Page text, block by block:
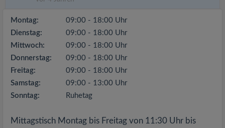
Montag:
09:00 - 18:00 Uhr
Dienstag:
09:00 - 18:00 Uhr
Mittwoch:
09:00 - 18:00 Uhr
Donnerstag:
09:00 - 18:00 Uhr
Freitag:
09:00 - 18:00 Uhr
Samstag:
09:00 - 13:00 Uhr
Sonntag:
Ruhetag
Mittagstisch Montag bis Freitag von 11:30 Uhr bis